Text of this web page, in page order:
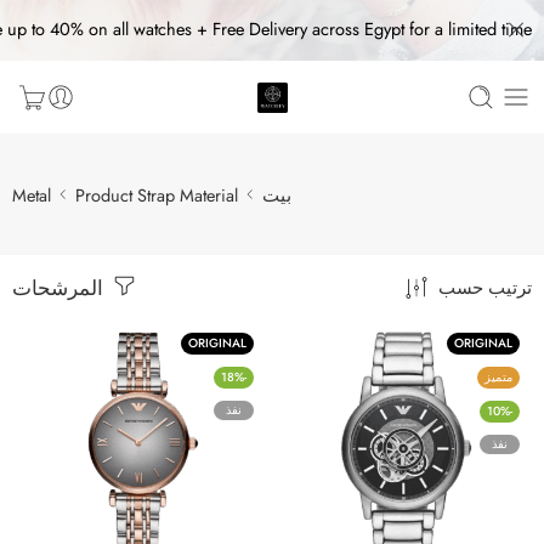
up to 40% on all watches + Free Delivery across Egypt for a limited time
بيت Product Strap Material
Metal
المرشحات ترتيب حسب
ORIGINAL
متميز
-10%
نفذ
ORIGINAL
-18%
نفذ